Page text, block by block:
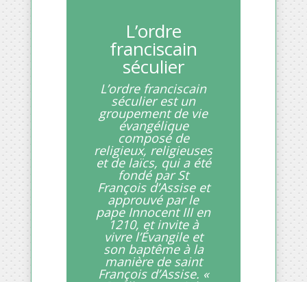
L’ordre
franciscain
séculier
L’ordre franciscain
séculier est un
groupement de vie
évangélique
composé de
religieux, religieuses
et de laïcs, qui a été
fondé par St
François d’Assise et
approuvé par le
pape Innocent III en
1210, et invite à
vivre l’Évangile et
son baptême à la
manière de saint
François d’Assise. «